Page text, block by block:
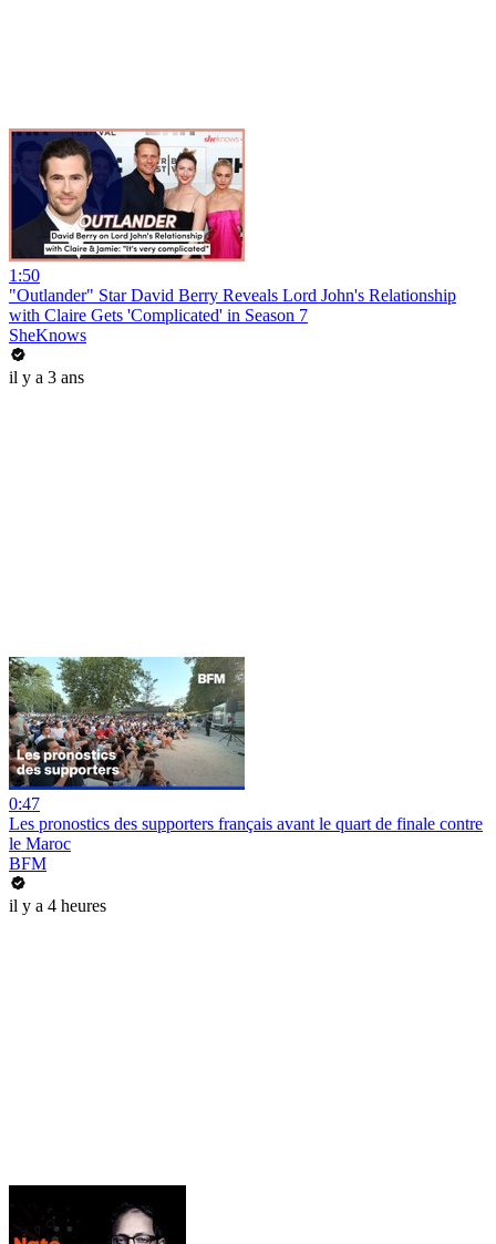
1:50
"Outlander" Star David Berry Reveals Lord John's Relationship
with Claire Gets 'Complicated' in Season 7
SheKnows
il y a 3 ans
0:47
Les pronostics des supporters français avant le quart de finale contre
le Maroc
BFM
il y a 4 heures